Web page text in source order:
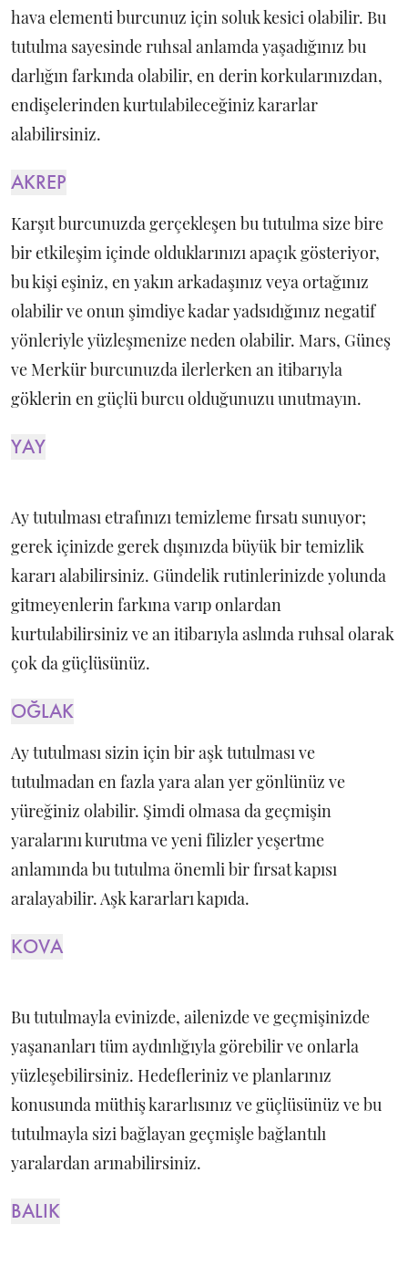
hava elementi burcunuz için soluk kesici olabilir. Bu
tutulma sayesinde ruhsal anlamda yaşadığınız bu
darlığın farkında olabilir, en derin korkularınızdan,
endişelerinden kurtulabileceğiniz kararlar
alabilirsiniz.
AKREP
Karşıt burcunuzda gerçekleşen bu tutulma size bire
bir etkileşim içinde olduklarınızı apaçık gösteriyor,
bu kişi eşiniz, en yakın arkadaşınız veya ortağınız
olabilir ve onun şimdiye kadar yadsıdığınız negatif
yönleriyle yüzleşmenize neden olabilir. Mars, Güneş
ve Merkür burcunuzda ilerlerken an itibarıyla
göklerin en güçlü burcu olduğunuzu unutmayın.
YAY
Ay tutulması etrafınızı temizleme fırsatı sunuyor;
gerek içinizde gerek dışınızda büyük bir temizlik
kararı alabilirsiniz. Gündelik rutinlerinizde yolunda
gitmeyenlerin farkına varıp onlardan
kurtulabilirsiniz ve an itibarıyla aslında ruhsal olarak
çok da güçlüsünüz.
OĞLAK
Ay tutulması sizin için bir aşk tutulması ve
tutulmadan en fazla yara alan yer gönlünüz ve
yüreğiniz olabilir. Şimdi olmasa da geçmişin
yaralarını kurutma ve yeni filizler yeşertme
anlamında bu tutulma önemli bir fırsat kapısı
aralayabilir. Aşk kararları kapıda.
KOVA
Bu tutulmayla evinizde, ailenizde ve geçmişinizde
yaşananları tüm aydınlığıyla görebilir ve onlarla
yüzleşebilirsiniz. Hedefleriniz ve planlarınız
konusunda müthiş kararlısınız ve güçlüsünüz ve bu
tutulmayla sizi bağlayan geçmişle bağlantılı
yaralardan arınabilirsiniz.
BALIK